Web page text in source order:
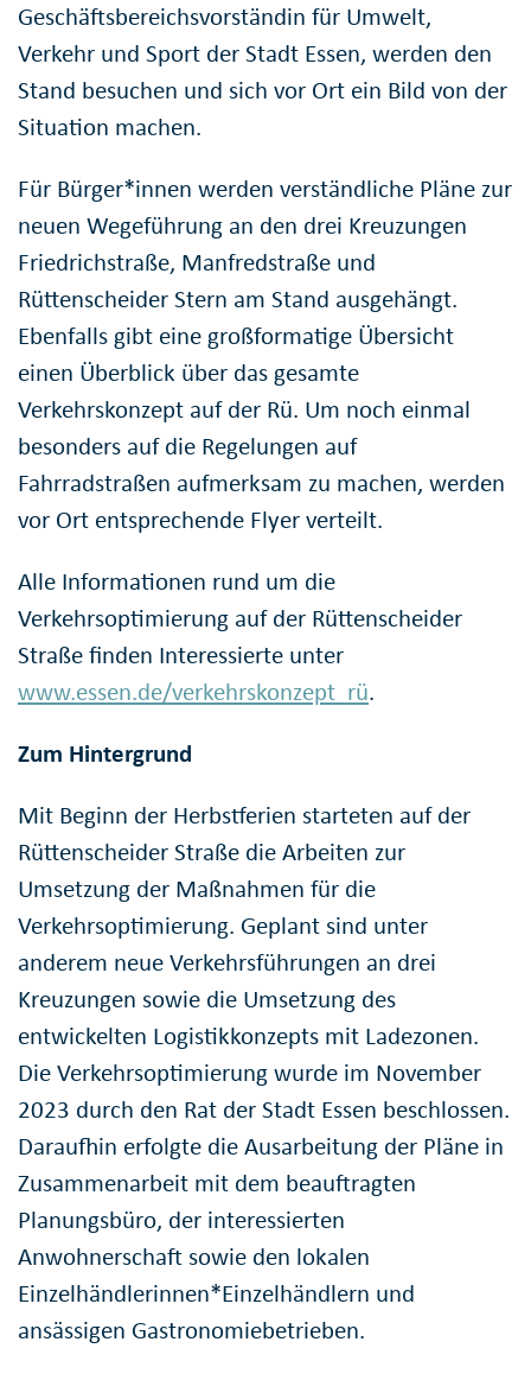
Geschäftsbereichsvorständin für Umwelt,
Verkehr und Sport der Stadt Essen, werden den
Stand besuchen und sich vor Ort ein Bild von der
Situation machen.
Für Bürger*innen werden verständliche Pläne zur
neuen Wegeführung an den drei Kreuzungen
Friedrichstraße, Manfredstraße und
Rüttenscheider Stern am Stand ausgehängt.
Ebenfalls gibt eine großformatige Übersicht
einen Überblick über das gesamte
Verkehrskonzept auf der Rü. Um noch einmal
besonders auf die Regelungen auf
Fahrradstraßen aufmerksam zu machen, werden
vor Ort entsprechende Flyer verteilt.
Alle Informationen rund um die
Verkehrsoptimierung auf der Rüttenscheider
Straße finden Interessierte unter
www.essen.de/verkehrskonzept_rü.
Zum Hintergrund
Mit Beginn der Herbstferien starteten auf der
Rüttenscheider Straße die Arbeiten zur
Umsetzung der Maßnahmen für die
Verkehrsoptimierung. Geplant sind unter
anderem neue Verkehrsführungen an drei
Kreuzungen sowie die Umsetzung des
entwickelten Logistikkonzepts mit Ladezonen.
Die Verkehrsoptimierung wurde im November
2023 durch den Rat der Stadt Essen beschlossen.
Daraufhin erfolgte die Ausarbeitung der Pläne in
Zusammenarbeit mit dem beauftragten
Planungsbüro, der interessierten
Anwohnerschaft sowie den lokalen
Einzelhändlerinnen*Einzelhändlern und
ansässigen Gastronomiebetrieben.